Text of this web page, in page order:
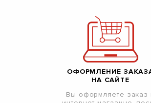
ОФОРМЛЕНИЕ
НА САЙТЕ
Вы оформляете заказ